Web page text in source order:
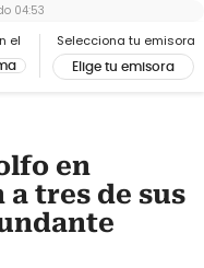
el Selecciona tu emisora
Elige tu emisora
04:53
en
tres de sus